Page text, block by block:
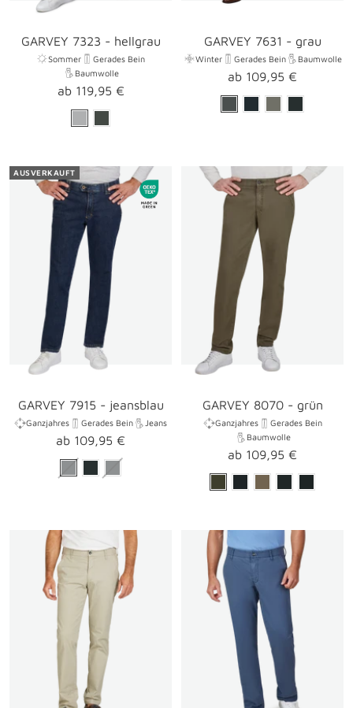
GARVEY 7323 - hellgrau
Sommer
Gerades Bein
Baumwolle
Angebotspreis
ab 119,95 €
GARVEY 7631 - grau
Winter Gerades Bein Baumwolle
Angebotspreis
ab 109,95 €
AUSVERKAUFT
GARVEY 7915 - jeansblau
Ganzjahres Gerades Bein Jeans
Angebotspreis
ab 109,95 €
GARVEY 8070 - grün
Ganzjahres
Gerades Bein
Baumwolle
Angebotspreis
ab 109,95 €